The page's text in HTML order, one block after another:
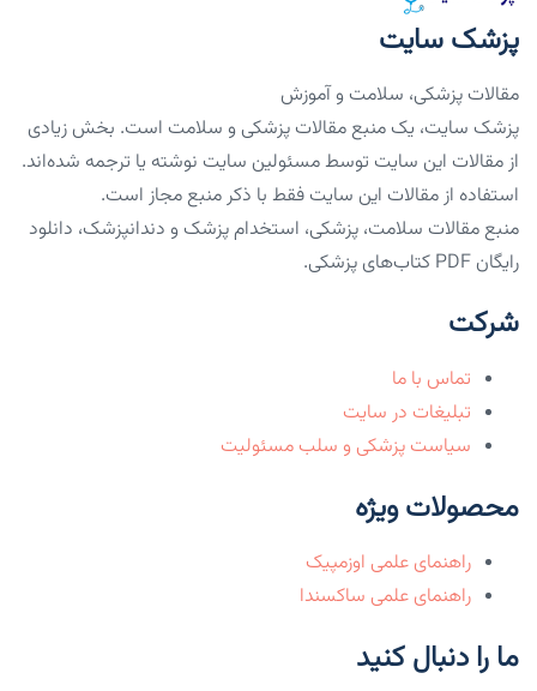
پزشک سایت
مقالات پزشکی، سلامت و آموزش
پزشک سایت، یک منبع مقالات پزشکی و سلامت است. بخش زیادی
از مقالات این سایت توسط مسئولین سایت نوشته یا ترجمه شده‌اند.
استفاده از مقالات این سایت فقط با ذکر منبع مجاز است.
منبع مقالات سلامت، پزشکی، استخدام پزشک و دندانپزشک، دانلود
رایگان PDF کتاب‌های پزشکی.
شرکت
تماس با ما
تبلیغات در سایت
سیاست پزشکی و سلب مسئولیت
محصولات ویژه
راهنمای علمی اوزمپیک
راهنمای علمی ساکسندا
ما را دنبال کنید